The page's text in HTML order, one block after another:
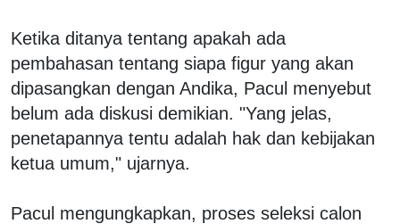
Ketika ditanya tentang apakah ada
pembahasan tentang siapa figur yang akan
dipasangkan dengan Andika, Pacul menyebut
belum ada diskusi demikian. "Yang jelas,
penetapannya tentu adalah hak dan kebijakan
ketua umum," ujarnya.
Pacul mengungkapkan, proses seleksi calon